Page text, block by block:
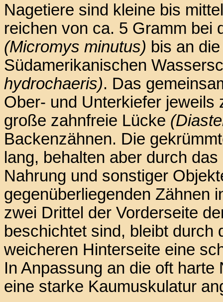
Nagetiere sind kleine bis
reichen von ca. 5 Gramm bei
(Micromys minutus) bis an
Südamerikanischen
hydrochaeris). Das
Ober- und Unterkiefer jeweils
große zahnfreie Lücke
Backenzähnen. Die
lang, behalten aber durch
Nahrung und sonstiger
gegenüberliegenden Zähnen
zwei Drittel der Vorderseite
beschichtet sind, bleibt durch
weicheren Hinterseite eine
In Anpassung an die oft
eine starke Kaumuskulatur